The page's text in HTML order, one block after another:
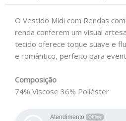
O Vestido Midi com Rendas
renda conferem um visual
tecido oferece toque suave e
e romântico, perfeito para
Composição
74% Viscose 36% Poliéster
Atendimento Offline